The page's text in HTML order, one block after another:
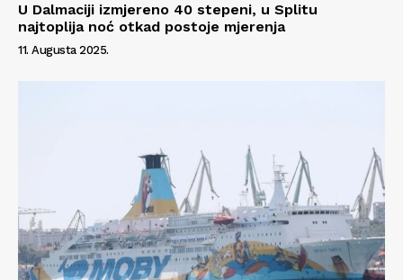
U Dalmaciji izmjereno 40 stepeni, u Splitu
najtoplija noć otkad postoje mjerenja
11. Augusta 2025.